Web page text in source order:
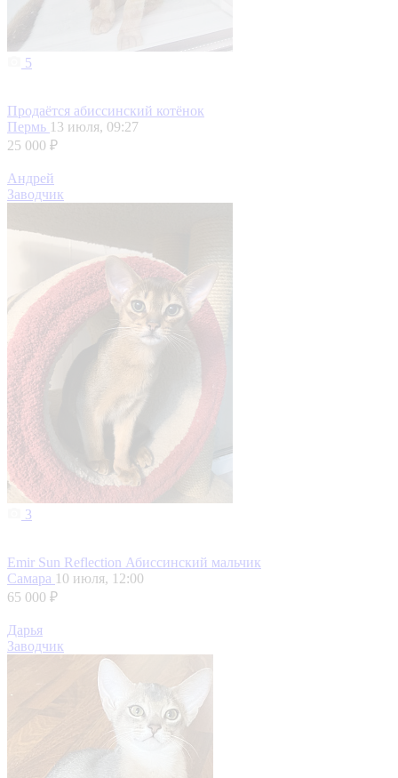
5
Продаётся абиссинский котёнок
Пермь 13 июля, 09:27
25 000 ₽
Андрей
Заводчик
3
Emir Sun Reflection Абиссинский мальчик
Самара 10 июля, 12:00
65 000 ₽
Дарья
Заводчик